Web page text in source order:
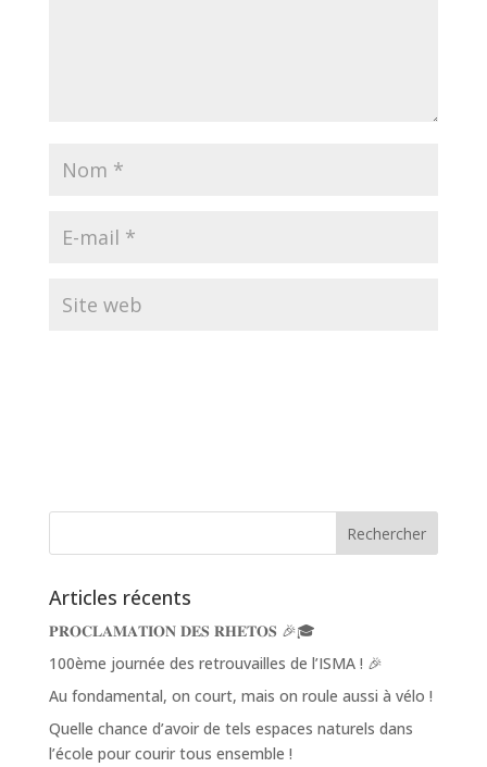
Articles récents
𝐏𝐑𝐎𝐂𝐋𝐀𝐌𝐀𝐓𝐈𝐎𝐍 𝐃𝐄𝐒 𝐑𝐇𝐄𝐓𝐎𝐒 🎉🎓
100ème journée des retrouvailles de l’ISMA ! 🎉
Au fondamental, on court, mais on roule aussi à vélo !
Quelle chance d’avoir de tels espaces naturels dans
l’école pour courir tous ensemble !